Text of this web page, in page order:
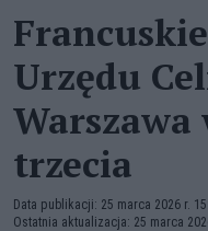
Urzędu
Warszawa
trzecia
Data publikacji: 25 marca 2026 r.
Ostatnia aktualizacja: 25 marca